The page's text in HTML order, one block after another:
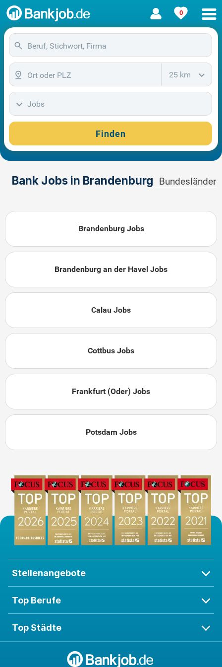
0
25 km
Jobs
Finden
Bank Jobs in Brandenburg Bundesländer
Brandenburg Jobs
Brandenburg an der Havel Jobs
Calau Jobs
Cottbus Jobs
Frankfurt (Oder) Jobs
Potsdam Jobs
Stellenangebote
Top Berufe
Top Städte